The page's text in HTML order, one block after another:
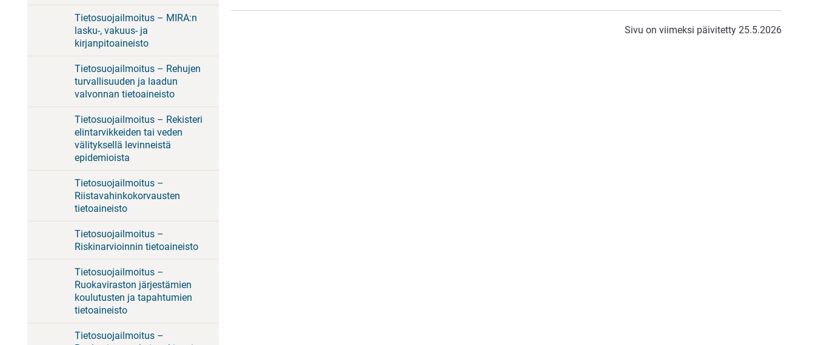
Tietosuojailmoitus – MIRA:n
lasku-, vakuus- ja
kirjanpitoaineisto
Tietosuojailmoitus – Rehujen
turvallisuuden ja laadun
valvonnan tietoaineisto
Tietosuojailmoitus – Rekisteri
elintarvikkeiden tai veden
välityksellä levinneistä
epidemioista
Tietosuojailmoitus –
Riistavahinkokorvausten
tietoaineisto
Tietosuojailmoitus –
Riskinarvioinnin tietoaineisto
Tietosuojailmoitus –
Ruokaviraston järjestämien
koulutusten ja tapahtumien
tietoaineisto
Tietosuojailmoitus –
Sivu on viimeksi päivitetty 25.5.2026